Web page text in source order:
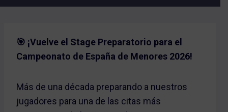
🎯 ¡Vuelve el Stage Preparatorio para el
Campeonato de España de Menores 2026!
Más de una década preparando a nuestros
jugadores para una de las citas más